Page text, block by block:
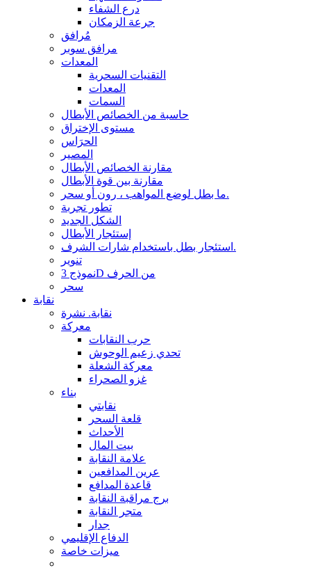
درع الشفاء
جرعة الزمكان
مُرافق
مرافق سوبر
المعدات
التقنيات السحرية
المعدات
السمات
حاسبة من الخصائص الأبطال
مستوى الإختراق
الحرَاس
المصير
مقارنة الخصائص الأبطال
مقارنة بين قوة الأبطال
ما بطل لوضع المواهب ، رون أو سحر.
تطور تجربة
الشكل الجديد
إستئجار الأبطال
استئجار بطل باستخدام شارات الشرف.
تنوير
نموذج 3D من الحرف
سحر
نقابة
نقابة. نشرة
معركة
حرب النقابات
تحدي زعيم الوحوش
معركة الشعلة
غزو الصحراء
بناء
نقابتي
قلعة السحر
الأحداث
بيت المال
علامة النقابة
عرين المدافعين
قاعدة المدافع
برج مراقبة النقابة
متجر النقابة
جدار
الدفاع الإقليمي
ميزات خاصة